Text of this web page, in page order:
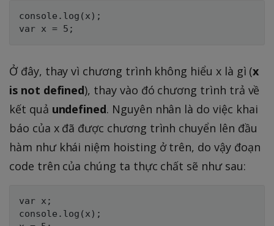
console.log(x);
Ở đây, thay vì chương trình không hiểu x là gì (x
is not defined), thay vào đó chương trình trả về
kết quả undefined. Nguyên nhân là do việc khai
báo của x đã được chương trình chuyển lên đầu
hàm như khái niệm hoisting ở trên, do vậy đoạn
code trên của chúng ta thực chất sẽ như sau:
var x;
console.log(x);